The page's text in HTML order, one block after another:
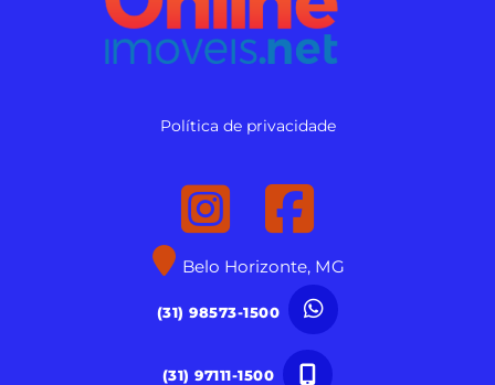
Política de privacidade
Belo Horizonte, MG
(31) 98573-1500
(31) 97111-1500